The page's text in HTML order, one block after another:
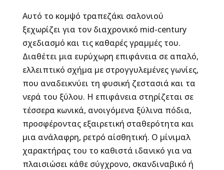
Αυτό το κομψό τραπεζάκι σαλονιού
ξεχωρίζει για τον διαχρονικό mid-century
σχεδιασμό και τις καθαρές γραμμές του.
Διαθέτει μια ευρύχωρη επιφάνεια σε απαλό,
ελλειπτικό σχήμα με στρογγυλεμένες γωνίες,
που αναδεικνύει τη φυσική ζεστασιά και τα
νερά του ξύλου. Η επιφάνεια στηρίζεται σε
τέσσερα κωνικά, ανοιγόμενα ξύλινα πόδια,
προσφέροντας εξαιρετική σταθερότητα και
μια ανάλαφρη, ρετρό αίσθητική. Ο μίνιμαλ
χαρακτήρας του το καθιστά ιδανικό για να
πλαισιώσει κάθε σύγχρονο, σκανδιναβικό ή